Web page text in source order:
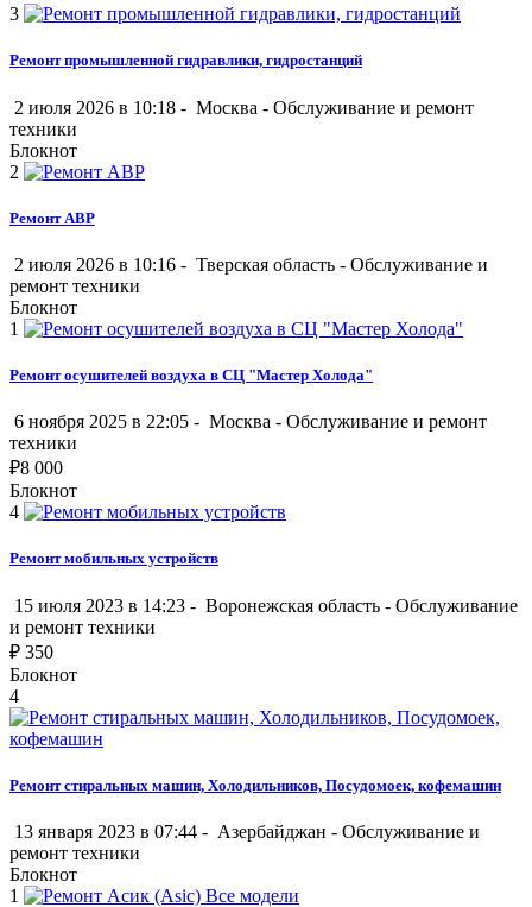
3
Ремонт промышленной гидравлики, гидростанций
2 июля 2026 в 10:18 - Москва - Обслуживание и ремонт
техники
Блокнот
2
Ремонт АВР
2 июля 2026 в 10:16 - Тверская область - Обслуживание и
ремонт техники
Блокнот
1
Ремонт осушителей воздуха в СЦ "Мастер Холода"
6 ноября 2025 в 22:05 - Москва - Обслуживание и ремонт
техники
₽8 000
Блокнот
4
Ремонт мобильных устройств
15 июля 2023 в 14:23 - Воронежская область - Обслуживание
и ремонт техники
₽ 350
Блокнот
4
Ремонт стиральных машин, Холодильников, Посудомоек, кофемашин
13 января 2023 в 07:44 - Азербайджан - Обслуживание и
ремонт техники
Блокнот
1